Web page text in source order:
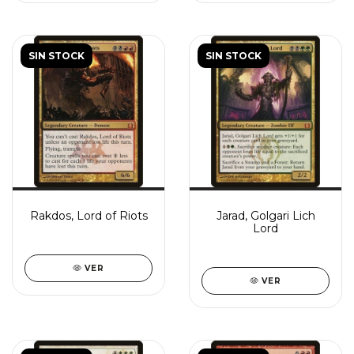
SIN STOCK
Rakdos, Lord of Riots
VER
SIN STOCK
Jarad, Golgari Lich
Lord
VER